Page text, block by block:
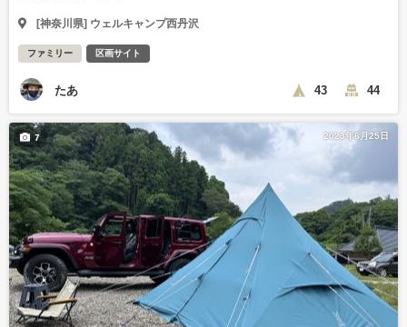
[神奈川県] ウェルキャンプ西丹沢
ファミリー 区画サイト
たあ 43 44
2023年6月25日
7